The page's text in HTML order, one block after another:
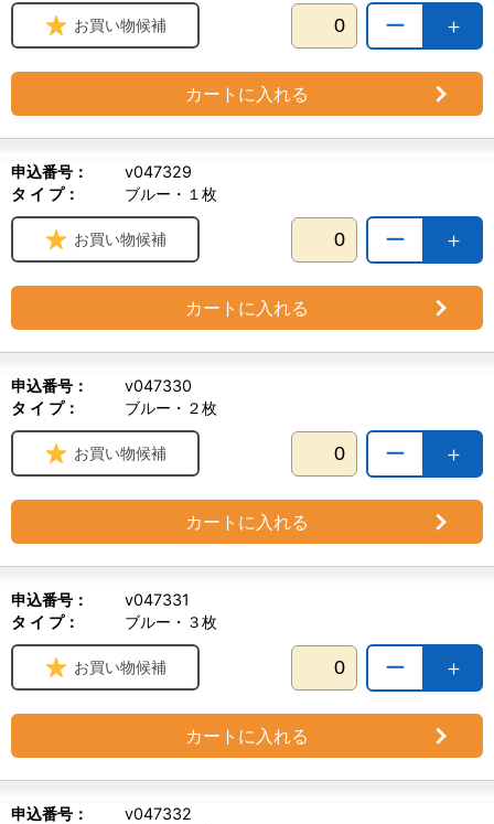
＋
ー
お買い物候補
カートに入れる
申込番号：
v047329
タ イ プ：
ブルー・１枚
＋
ー
お買い物候補
カートに入れる
申込番号：
v047330
タ イ プ：
ブルー・２枚
＋
ー
お買い物候補
カートに入れる
申込番号：
v047331
タ イ プ：
ブルー・３枚
＋
ー
お買い物候補
カートに入れる
申込番号：
v047332